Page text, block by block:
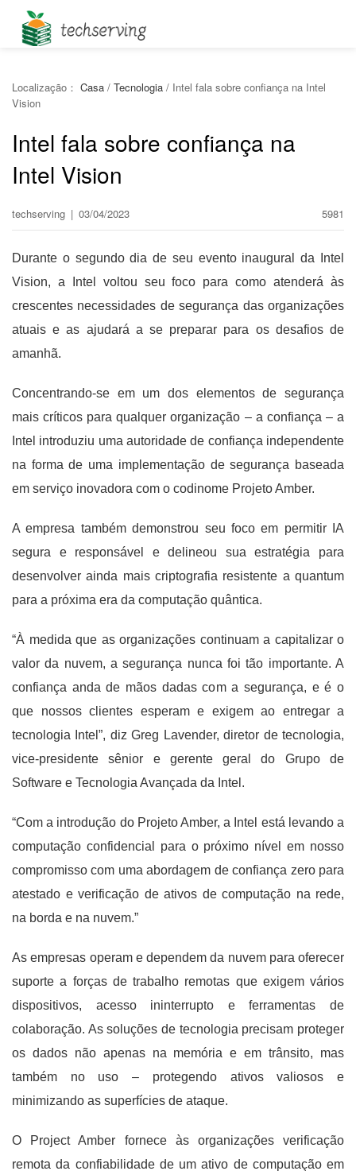
Localização： Casa / Tecnologia / Intel fala sobre confiança na Intel
Vision
Intel fala sobre confiança na
Intel Vision
techserving | 03/04/2023 5981
Durante o segundo dia de seu evento inaugural da Intel
Vision, a Intel voltou seu foco para como atenderá às
crescentes necessidades de segurança das organizações
atuais e as ajudará a se preparar para os desafios de
amanhã.
Concentrando-se em um dos elementos de segurança
mais críticos para qualquer organização – a confiança – a
Intel introduziu uma autoridade de confiança independente
na forma de uma implementação de segurança baseada
em serviço inovadora com o codinome Projeto Amber.
A empresa também demonstrou seu foco em permitir IA
segura e responsável e delineou sua estratégia para
desenvolver ainda mais criptografia resistente a quantum
para a próxima era da computação quântica.
“À medida que as organizações continuam a capitalizar o
valor da nuvem, a segurança nunca foi tão importante. A
confiança anda de mãos dadas com a segurança, e é o
que nossos clientes esperam e exigem ao entregar a
tecnologia Intel”, diz Greg Lavender, diretor de tecnologia,
vice-presidente sênior e gerente geral do Grupo de
Software e Tecnologia Avançada da Intel.
“Com a introdução do Projeto Amber, a Intel está levando a
computação confidencial para o próximo nível em nosso
compromisso com uma abordagem de confiança zero para
atestado e verificação de ativos de computação na rede,
na borda e na nuvem.”
As empresas operam e dependem da nuvem para oferecer
suporte a forças de trabalho remotas que exigem vários
dispositivos, acesso ininterrupto e ferramentas de
colaboração. As soluções de tecnologia precisam proteger
os dados não apenas na memória e em trânsito, mas
também no uso – protegendo ativos valiosos e
minimizando as superfícies de ataque.
O Project Amber fornece às organizações verificação
remota da confiabilidade de um ativo de computação em